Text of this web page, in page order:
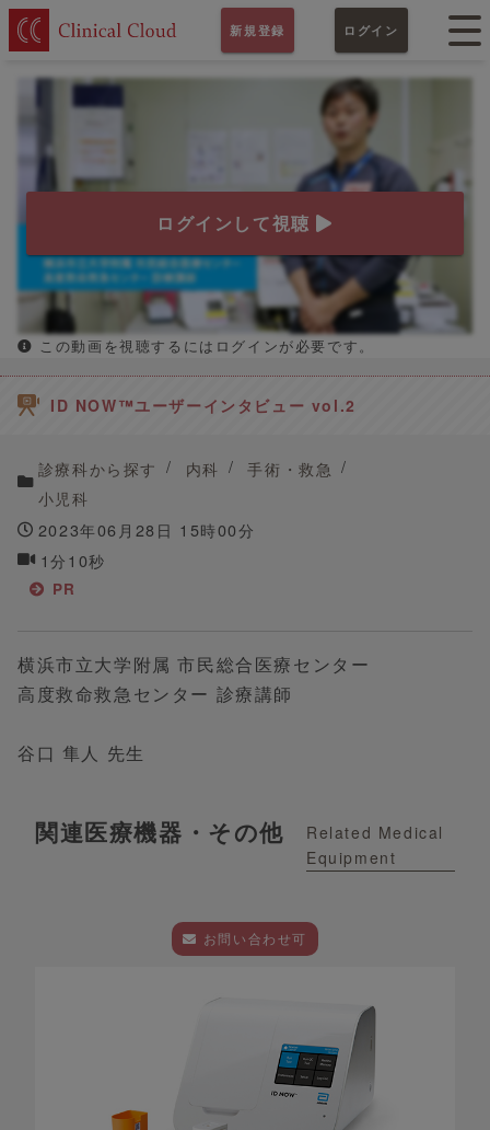
新規登録 ログイン
ログインして視聴
この動画を視聴するにはログインが必要です。
ID NOW™ユーザーインタビュー vol.2
診療科から探す 内科
手術・救急
小児科
2023年06月28日 15時00分
1分10秒
PR
横浜市立大学附属 市民総合医療センター
高度救命救急センター 診療講師
谷口 隼人 先生
関連医療機器・その他
Related Medical
Equipment
お問い合わせ可